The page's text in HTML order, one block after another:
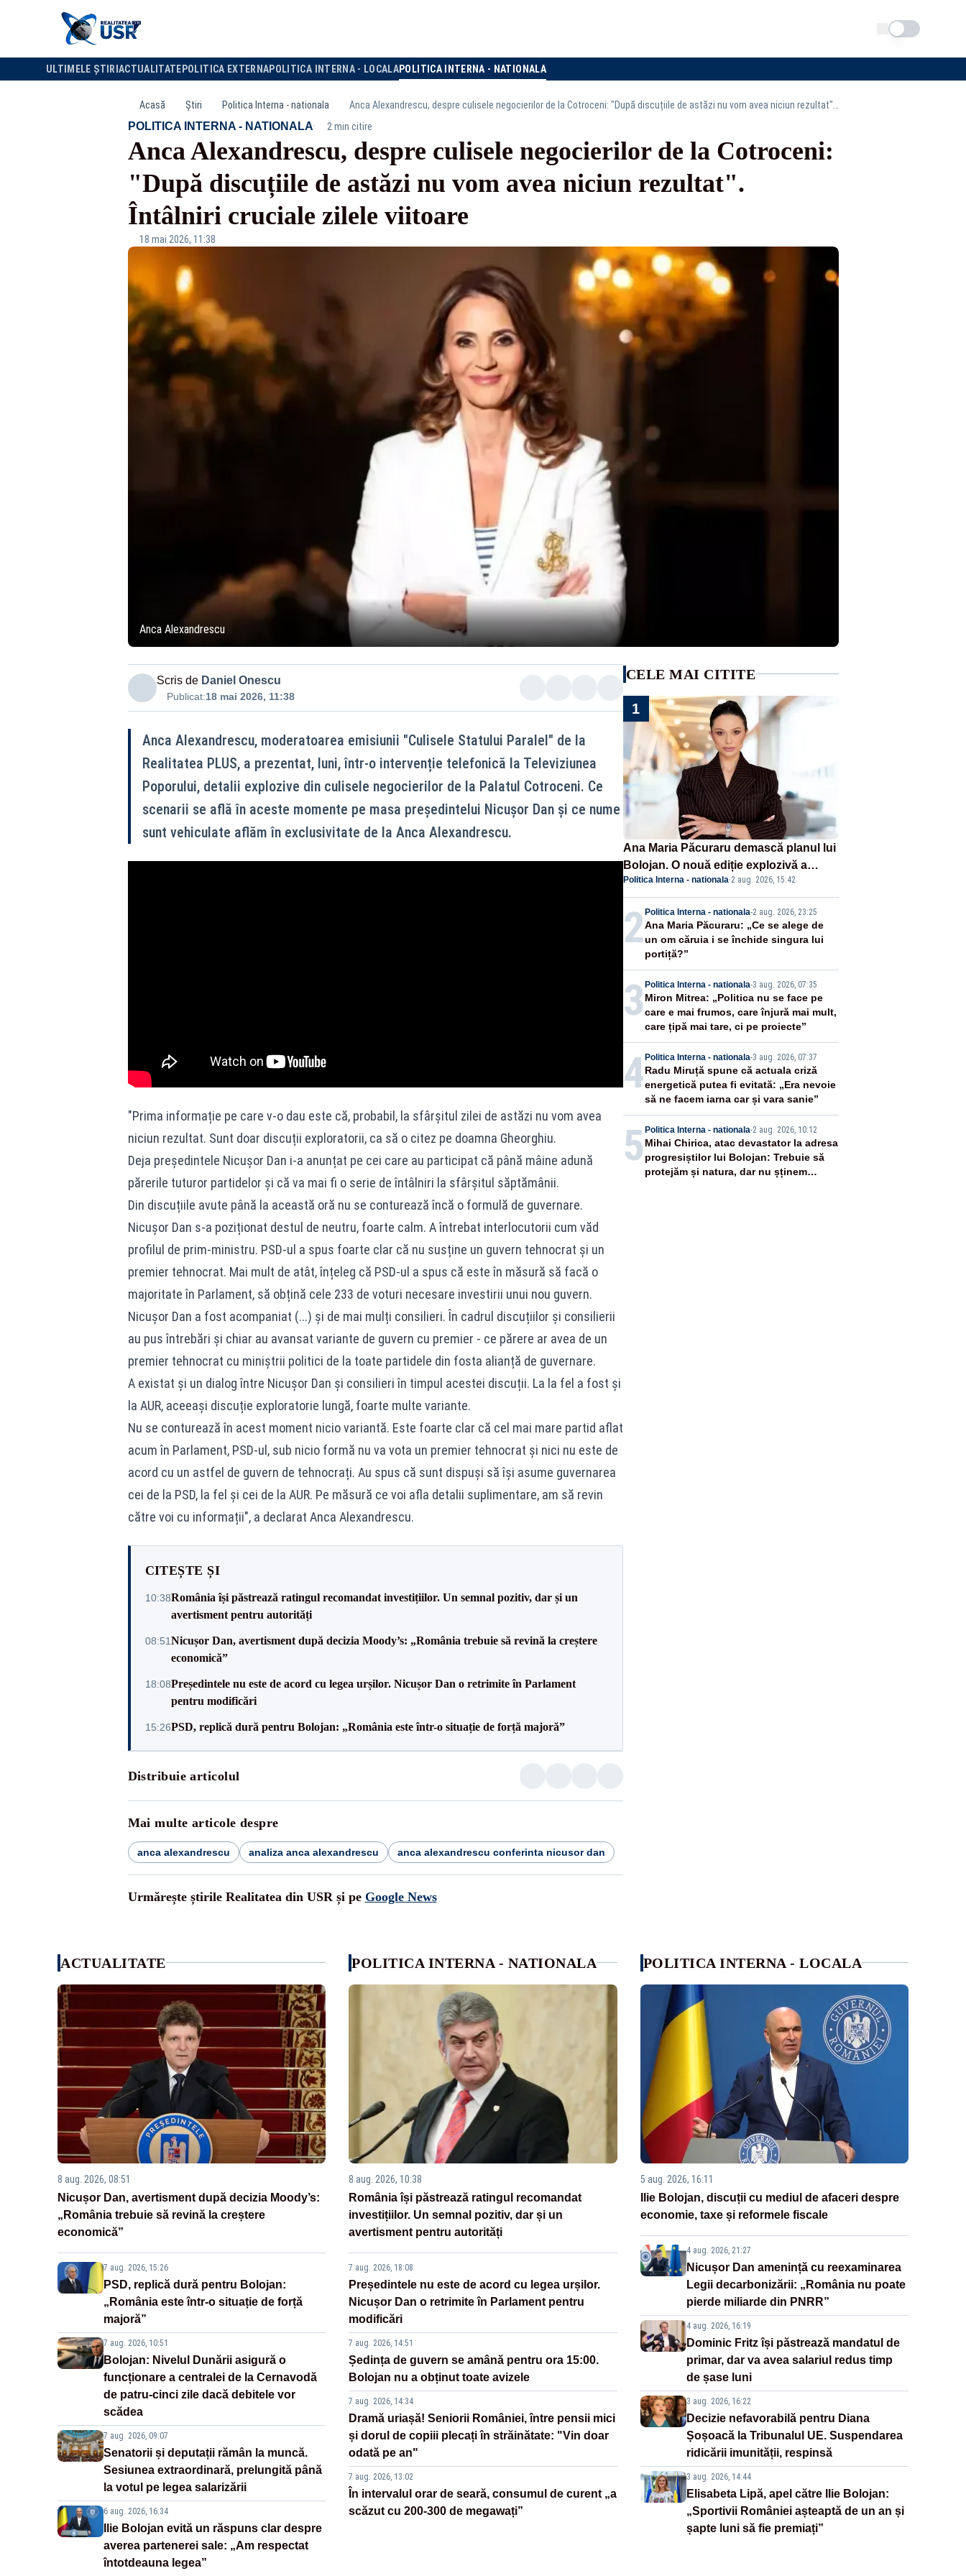
Schimba tema
ULTIMELE ȘTIRI ACTUALITATE POLITICA EXTERNAPOLITICA INTERNA - LOCALAPOLITICA INTERNA - NATIONALA
Acasă Știri Politica Interna - nationala
POLITICA INTERNA - NATIONALA· 2 min citire
Anca Alexandrescu, despre culisele negocierilor de la Cotroceni:
"După discuțiile de astăzi nu vom avea niciun rezultat".
Întâlniri cruciale zilele viitoare
18 mai 2026, 11:38
Anca Alexandrescu
Scris de Daniel Onescu
Publicat:18 mai 2026, 11:38
Anca Alexandrescu, moderatoarea emisiunii "Culisele Statului Paralel" de la
Realitatea PLUS, a prezentat, luni, într-o intervenție telefonică la Televiziunea
Poporului, detalii explozive din culisele negocierilor de la Palatul Cotroceni. Ce
scenarii se află în aceste momente pe masa președintelui Nicușor Dan și ce nume
sunt vehiculate aflăm în exclusivitate de la Anca Alexandrescu.
"Prima informație pe care v-o dau este că, probabil, la sfârșitul zilei de astăzi nu vom avea
niciun rezultat. Sunt doar discuții exploratorii, ca să o citez pe doamna Gheorghiu.
Deja președintele Nicușor Dan i-a anunțat pe cei care au participat că până mâine adună
părerile tuturor partidelor și că va mai fi o serie de întâlniri la sfârșitul săptămânii.
Din discuțiile avute până la această oră nu se conturează încă o formulă de guvernare.
Nicușor Dan s-a poziționat destul de neutru, foarte calm. A întrebat interlocutorii cum văd
profilul de prim-ministru. PSD-ul a spus foarte clar că nu susține un guvern tehnocrat și un
premier tehnocrat. Mai mult de atât, înțeleg că PSD-ul a spus că este în măsură să facă o
majoritate în Parlament, să obțină cele 233 de voturi necesare investirii unui nou guvern.
Nicușor Dan a fost acompaniat (...) și de mai mulți consilieri. În cadrul discuțiilor și consilierii
au pus întrebări și chiar au avansat variante de guvern cu premier - ce părere ar avea de un
premier tehnocrat cu miniștrii politici de la toate partidele din fosta alianță de guvernare.
A existat și un dialog între Nicușor Dan și consilieri în timpul acestei discuții. La la fel a fost și
la AUR, aceeași discuție exploratorie lungă, foarte multe variante.
Nu se conturează în acest moment nicio variantă. Este foarte clar că cel mai mare partid aflat
acum în Parlament, PSD-ul, sub nicio formă nu va vota un premier tehnocrat și nici nu este de
acord cu un astfel de guvern de tehnocrați. Au spus că sunt dispuși să își asume guvernarea
cei de la PSD, la fel și cei de la AUR. Pe măsură ce voi afla detalii suplimentare, am să revin
către voi cu informații", a declarat Anca Alexandrescu.
CITEȘTE ȘI
10:38România își păstrează ratingul recomandat investițiilor. Un semnal pozitiv, dar și un
avertisment pentru autorități
08:51Nicușor Dan, avertisment după decizia Moody’s: „România trebuie să revină la creștere
economică”
18:08Președintele nu este de acord cu legea urșilor. Nicușor Dan o retrimite în Parlament
pentru modificări
15:26PSD, replică dură pentru Bolojan: „România este într-o situație de forță majoră”
Distribuie articolul
Mai multe articole despre
anca alexandrescu analiza anca alexandrescu anca alexandrescu conferinta nicusor dan
Urmărește știrile Realitatea din USR și pe Google News
CELE MAI CITITE
1
Ana Maria Păcuraru demască planul lui
Bolojan. O nouă ediție explozivă a
emisiunii „Miza Zilei” la Realitatea
PLUS
Politica Interna - nationala·2 aug. 2026, 15:42
2 Politica Interna - nationala-2 aug. 2026, 23:25
Ana Maria Păcuraru: „Ce se alege de
un om căruia i se închide singura lui
portiță?”
3 Politica Interna - nationala-3 aug. 2026, 07:35
Miron Mitrea: „Politica nu se face pe
care e mai frumos, care înjură mai mult,
care țipă mai tare, ci pe proiecte”
4 Politica Interna - nationala-3 aug. 2026, 07:37
Radu Miruță spune că actuala criză
energetică putea fi evitată: „Era nevoie
să ne facem iarna car și vara sanie”
5 Politica Interna - nationala-2 aug. 2026, 10:12
Mihai Chirica, atac devastator la adresa
progresiștilor lui Bolojan: Trebuie să
protejăm și natura, dar nu șținem
ACTUALITATE
8 aug. 2026, 08:51
Nicușor Dan, avertisment după decizia Moody’s:
„România trebuie să revină la creștere
economică”
7 aug. 2026, 15:26
PSD, replică dură pentru Bolojan:
„România este într-o situație de forță
majoră”
7 aug. 2026, 10:51
Bolojan: Nivelul Dunării asigură o
funcționare a centralei de la Cernavodă
de patru-cinci zile dacă debitele vor
scădea
7 aug. 2026, 09:07
Senatorii și deputații rămân la muncă.
Sesiunea extraordinară, prelungită până
la votul pe legea salarizării
6 aug. 2026, 16:34
Ilie Bolojan evită un răspuns clar despre
averea partenerei sale: „Am respectat
întotdeauna legea”
POLITICA INTERNA - NATIONALA
8 aug. 2026, 10:38
România își păstrează ratingul recomandat
investițiilor. Un semnal pozitiv, dar și un
avertisment pentru autorități
7 aug. 2026, 18:08
Președintele nu este de acord cu legea urșilor.
Nicușor Dan o retrimite în Parlament pentru
modificări
7 aug. 2026, 14:51
Ședința de guvern se amână pentru ora 15:00.
Bolojan nu a obținut toate avizele
7 aug. 2026, 14:34
Dramă uriașă! Seniorii României, între pensii mici
și dorul de copiii plecați în străinătate: "Vin doar
odată pe an"
7 aug. 2026, 13:02
În intervalul orar de seară, consumul de curent „a
scăzut cu 200-300 de megawați”
POLITICA INTERNA - LOCALA
5 aug. 2026, 16:11
Ilie Bolojan, discuții cu mediul de afaceri despre
economie, taxe și reformele fiscale
4 aug. 2026, 21:27
Nicușor Dan amenință cu reexaminarea
Legii decarbonizării: „România nu poate
pierde miliarde din PNRR”
4 aug. 2026, 16:19
Dominic Fritz își păstrează mandatul de
primar, dar va avea salariul redus timp
de șase luni
3 aug. 2026, 16:22
Decizie nefavorabilă pentru Diana
Șoșoacă la Tribunalul UE. Suspendarea
ridicării imunității, respinsă
3 aug. 2026, 14:44
Elisabeta Lipă, apel către Ilie Bolojan:
„Sportivii României așteaptă de un an și
șapte luni să fie premiați”